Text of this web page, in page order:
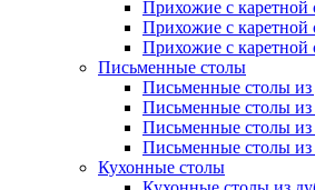
Прихожие с каретной
Прихожие с каретной
Прихожие с каретной
Письменные столы
Письменные столы из
Письменные столы из
Письменные столы из
Письменные столы
Кухонные столы